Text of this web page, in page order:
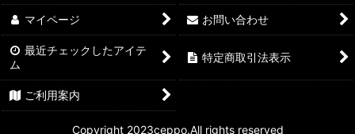
マイページ お問い合わせ
最近チェックしたアイテ
ム
特定商取引法表示
ご利用案内
Copyright 2023ceppo.All rights reserved